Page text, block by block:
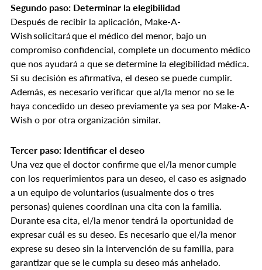
Segundo paso: Determinar la elegibilidad
Después de recibir la aplicación, Make-A-
Wish solicitará que el médico del menor, bajo un
compromiso confidencial, complete un documento médico
que nos ayudará a que se determine la elegibilidad médica.
Si su decisión es afirmativa, el deseo se puede cumplir.
Además, es necesario verificar que al/la menor no se le
haya concedido un deseo previamente ya sea por Make-A-
Wish o por otra organización similar.
Tercer paso: Identificar el deseo
Una vez que el doctor confirme que el/la menor cumple
con los requerimientos para un deseo, el caso es asignado
a un equipo de voluntarios (usualmente dos o tres
personas) quienes coordinan una cita con la familia.
Durante esa cita, el/la menor tendrá la oportunidad de
expresar cuál es su deseo. Es necesario que el/la menor
exprese su deseo sin la intervención de su familia, para
garantizar que se le cumpla su deseo más anhelado.